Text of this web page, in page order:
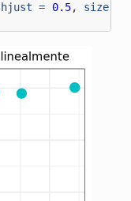
hjust = 0.5, size =